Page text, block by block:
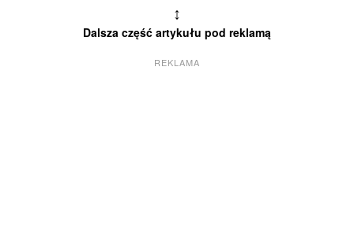
↕
Dalsza część artykułu pod reklamą
REKLAMA